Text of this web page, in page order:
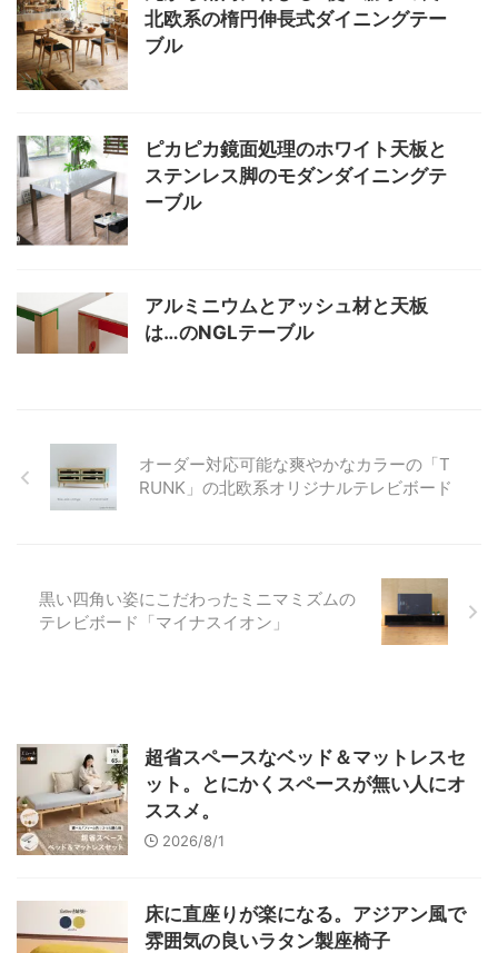
北欧系の楕円伸長式ダイニングテー
ブル
ピカピカ鏡面処理のホワイト天板と
ステンレス脚のモダンダイニングテ
ーブル
アルミニウムとアッシュ材と天板
は…のNGLテーブル
オーダー対応可能な爽やかなカラーの「T
RUNK」の北欧系オリジナルテレビボード
黒い四角い姿にこだわったミニマミズムの
テレビボード「マイナスイオン」
超省スペースなベッド＆マットレスセ
ット。とにかくスペースが無い人にオ
ススメ。
2026/8/1
床に直座りが楽になる。アジアン風で
雰囲気の良いラタン製座椅子